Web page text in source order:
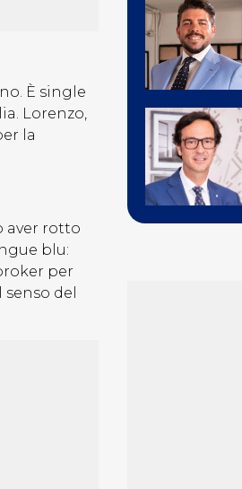
È single
Lorenzo,
la
aver rotto
blu:
per
del